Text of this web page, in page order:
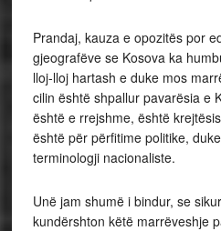
Prandaj, kauza e opozitës por
gjeografëve se Kosova ka
lloj-lloj hartash e duke mos
cilin është shpallur pavarësia e
është e rrejshme, është
është për përfitime politike,
terminologji nacionaliste.
Unë jam shumë i bindur, se
kundërshton këtë marrëveshje